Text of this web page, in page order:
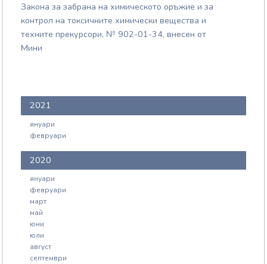
Закона за забрана на химическото оръжие и за
контрол на токсичните химически вещества и
техните прекурсори, № 902-01-34, внесен от
Мини
2021
януари
февруари
2020
януари
февруари
март
май
юни
юли
август
септември